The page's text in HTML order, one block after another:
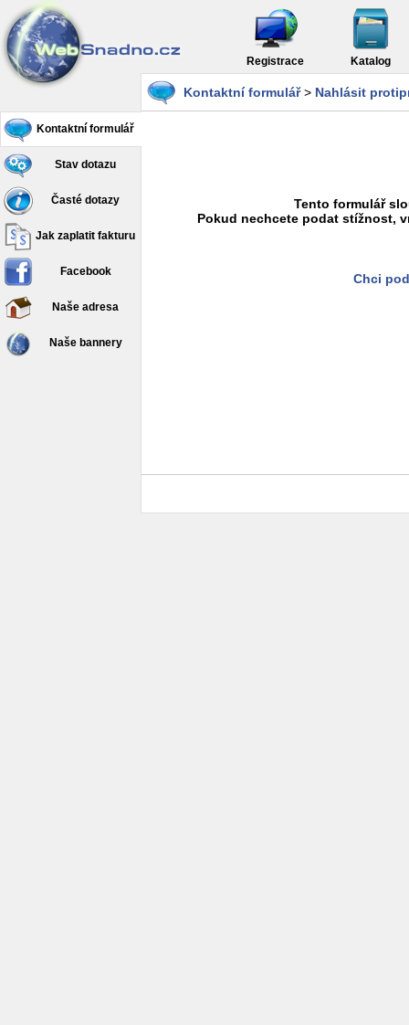
Registrace Katalog
Kontaktní formulář
Stav dotazu
Časté dotazy
Jak zaplatit fakturu
Facebook
Naše adresa
Naše bannery
Kontaktní formulář> Nahlásit
Tento formulář
Pokud nechcete podat stížnost,
Chci